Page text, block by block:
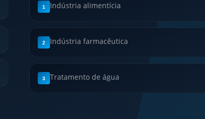
1 Indústria alimentícia
2 Indústria farmacêutica
3 Tratamento de água